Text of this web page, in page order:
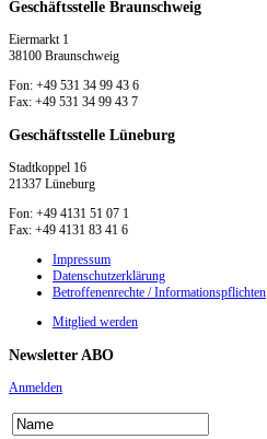
Geschäftsstelle Braunschweig
Eiermarkt 1
38100 Braunschweig
Fon: +49 531 34 99 43 6
Fax: +49 531 34 99 43 7
Geschäftsstelle Lüneburg
Stadtkoppel 16
21337 Lüneburg
Fon: +49 4131 51 07 1
Fax: +49 4131 83 41 6
Impressum
Datenschutzerklärung
Betroffenenrechte / Informationspflichten
Mitglied werden
Newsletter ABO
Anmelden